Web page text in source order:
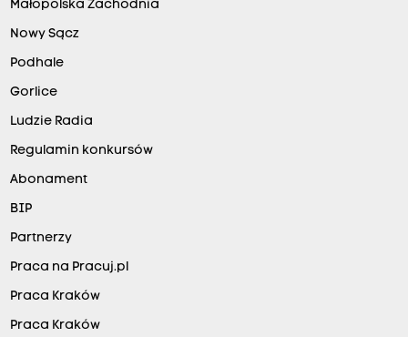
Małopolska Zachodnia
Nowy Sącz
Podhale
Gorlice
Ludzie Radia
Regulamin konkursów
Abonament
BIP
Partnerzy
Praca na Pracuj.pl
Praca Kraków
Praca Kraków